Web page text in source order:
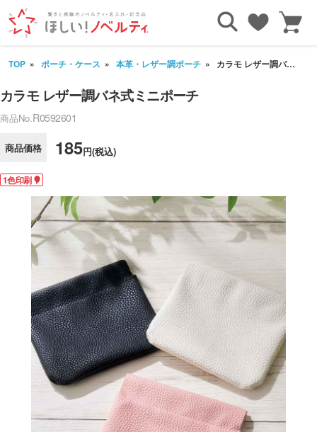
TOP ポーチ・ケース 本革・レザー調ポーチ カラモ レザー調バネ式ミニポーチ
カラモ レザー調バネ式ミニポーチ
商品No.R0592601
商品価格 185円(税込)
1色印刷